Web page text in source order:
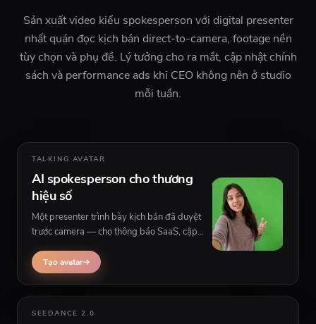
Sản xuất video kiểu spokesperson với digital presenter
nhất quán đọc kịch bản direct-to-camera, footage nền
tùy chọn và phụ đề. Lý tưởng cho ra mắt, cập nhật chính
sách và performance ads khi CEO không nên ở studio
mỗi tuần.
TALKING AVATAR
AI spokesperson cho thương
hiệu số
Một presenter trình bày kịch bản đã duyệt
trước camera — cho thông báo SaaS, cập
với hình nền phía sau người nói.
Tạo avatar
SEEDANCE 2.0